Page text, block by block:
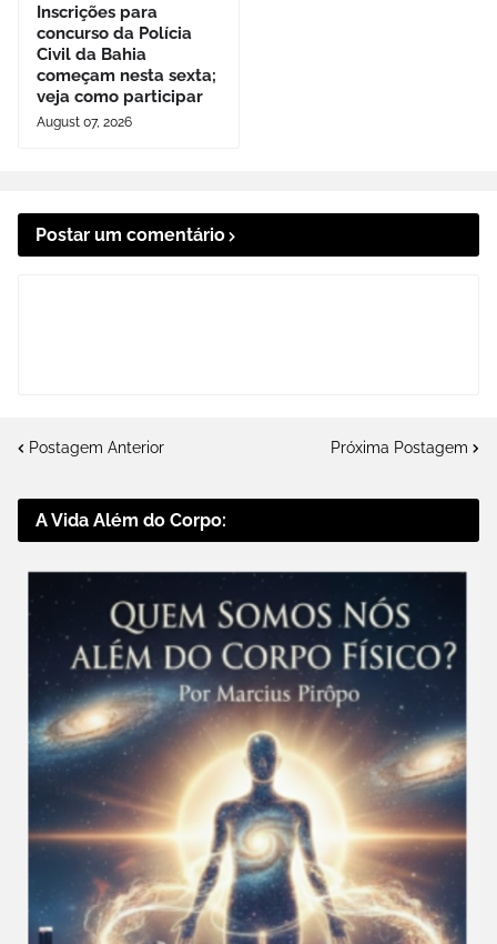
Inscrições para
concurso da Polícia
Civil da Bahia
começam nesta sexta;
veja como participar
August 07, 2026
Postar um comentário
Postagem Anterior Próxima Postagem
A Vida Além do Corpo: